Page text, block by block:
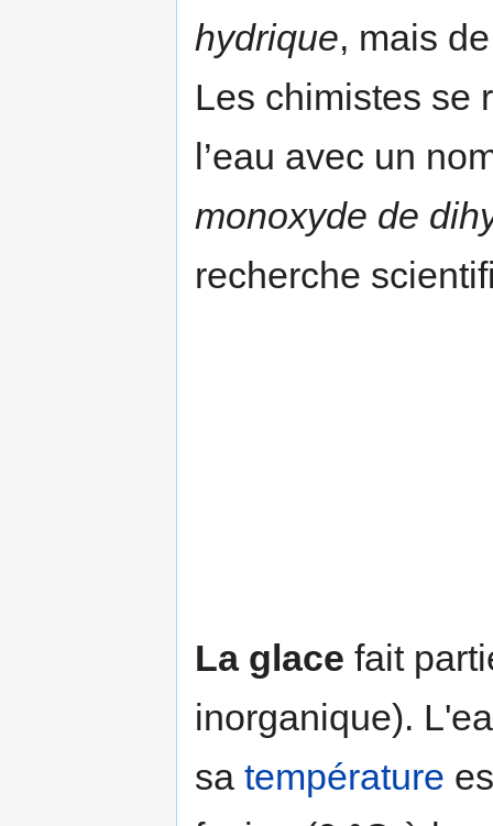
hydrique, mais
Les chimistes se
l’eau avec un
monoxyde de
recherche
La glace fait
inorganique).
sa température